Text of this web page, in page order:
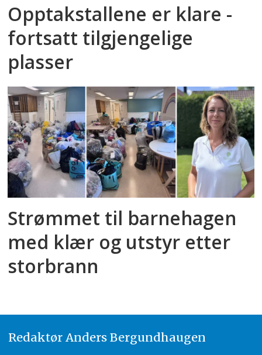
Opptakstallene er klare -
fortsatt tilgjengelige
plasser
Strømmet til barnehagen
med klær og utstyr etter
storbrann
Redaktør Anders Bergundhaugen